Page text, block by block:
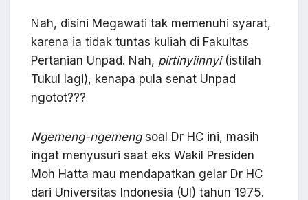
Nah, disini Megawati tak memenuhi syarat,
karena ia tidak tuntas kuliah di Fakultas
Pertanian Unpad. Nah, pirtinyiinnyi(istilah
Tukul lagi), kenapa pula senat Unpad
ngotot???
Ngemeng-ngemengsoal Dr HC ini, masih
ingat menyusuri saat eks Wakil Presiden
Moh Hatta mau mendapatkan gelar Dr HC
dari Universitas Indonesia (UI) tahun 1975.